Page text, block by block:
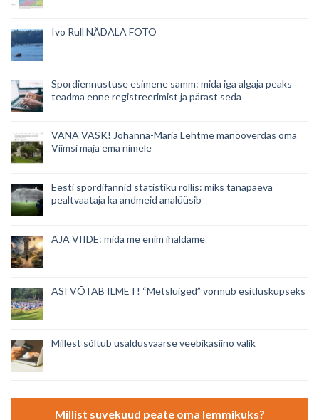
Ivo Rull NÄDALA FOTO
Spordiennustuse esimene samm: mida iga algaja peaks
teadma enne registreerimist ja pärast seda
VANA VASK! Johanna-Maria Lehtme manööverdas oma
Viimsi maja ema nimele
Eesti spordifännid statistiku rollis: miks tänapäeva
pealtvaataja ka andmeid analüüsib
AJA VIIDE: mida me enim ihaldame
ASI VÕTAB ILMET! “Metsluiged” vormub esitlusküpseks
Millest sõltub usaldusväärse veebikasiino valik
Millist suvekuud peate oma lemmikuks?